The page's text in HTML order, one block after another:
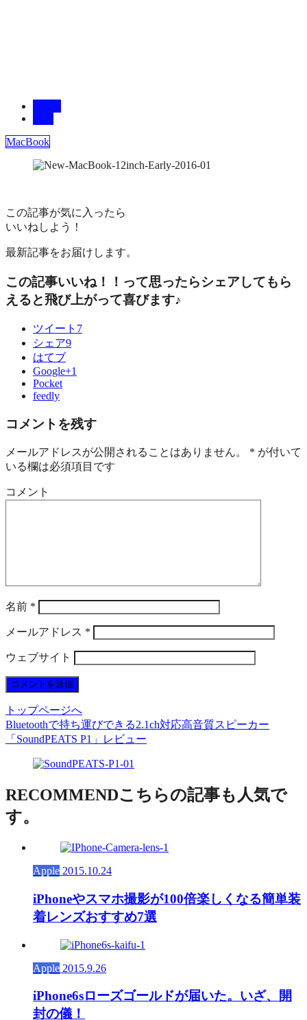
MacBook
この記事が気に入ったら
いいねしよう！
最新記事をお届けします。
この記事いいね！！って思ったらシェアしてもら
えると飛び上がって喜びます♪
ツイート 7
シェア9
はてブ
Google+1
Pocket
feedly
コメントを残す
メールアドレスが公開されることはありません。 * が付いて
いる欄は必須項目です
コメント
名前 *
メールアドレス *
ウェブサイト
トップページへ
Bluetoothで持ち運びできる2.1ch対応高音質スピーカー
「SoundPEATS P1」レビュー
RECOMMENDこちらの記事も人気で
す。
Apple 2015.10.24
iPhoneやスマホ撮影が100倍楽しくなる簡単装
着レンズおすすめ7選
Apple 2015.9.26
iPhone6sローズゴールドが届いた。いざ、開
封の儀！